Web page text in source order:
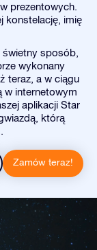
prezentowych.
konstelację, imię
świetny sposób,
wykonany
teraz, a w ciągu
w internetowym
aplikacji Star
którą
Zamów teraz!